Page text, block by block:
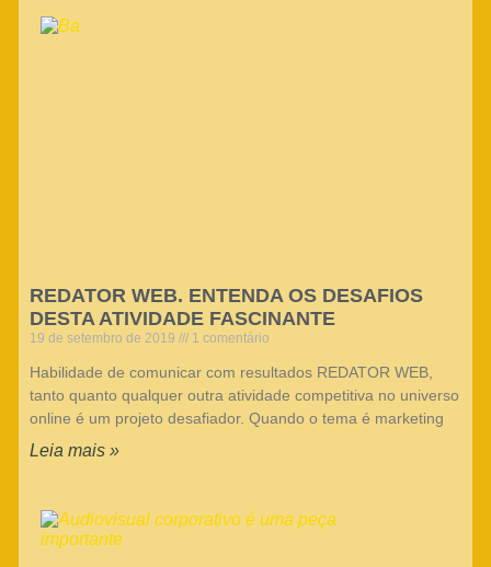
REDATOR WEB. ENTENDA OS DESAFIOS
DESTA ATIVIDADE FASCINANTE
19 de setembro de 2019 1 comentário
Habilidade de comunicar com resultados REDATOR WEB,
tanto quanto qualquer outra atividade competitiva no universo
online é um projeto desafiador. Quando o tema é marketing
Leia mais »